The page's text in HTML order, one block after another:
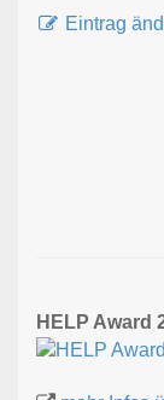
Eintrag
HELP Award